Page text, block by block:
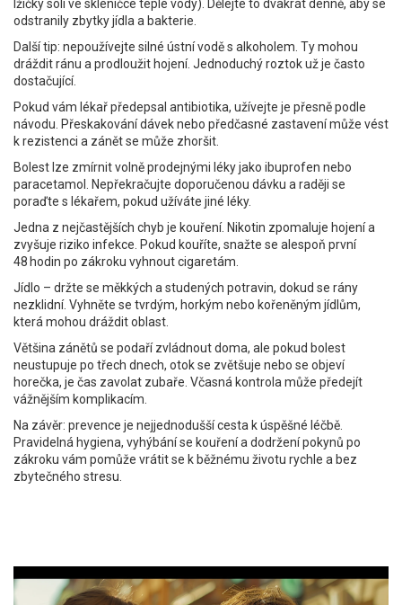
lžičky soli ve skleničce teplé vody). Dělejte to dvakrát denně, aby se
odstranily zbytky jídla a bakterie.
Další tip: nepoužívejte silné ústní vodě s alkoholem. Ty mohou
dráždit ránu a prodloužit hojení. Jednoduchý roztok už je často
dostačující.
Pokud vám lékař předepsal antibiotika, užívejte je přesně podle
návodu. Přeskakování dávek nebo předčasné zastavení může vést
k rezistenci a zánět se může zhoršit.
Bolest lze zmírnit volně prodejnými léky jako ibuprofen nebo
paracetamol. Nepřekračujte doporučenou dávku a raději se
poraďte s lékařem, pokud užíváte jiné léky.
Jedna z nejčastějších chyb je kouření. Nikotin zpomaluje hojení a
zvyšuje riziko infekce. Pokud kouříte, snažte se alespoň první
48 hodin po zákroku vyhnout cigaretám.
Jídlo – držte se měkkých a studených potravin, dokud se rány
nezklidní. Vyhněte se tvrdým, horkým nebo kořeněným jídlům,
která mohou dráždit oblast.
Většina zánětů se podaří zvládnout doma, ale pokud bolest
neustupuje po třech dnech, otok se zvětšuje nebo se objeví
horečka, je čas zavolat zubaře. Včasná kontrola může předejít
vážnějším komplikacím.
Na závěr: prevence je nejjednodušší cesta k úspěšné léčbě.
Pravidelná hygiena, vyhýbání se kouření a dodržení pokynů po
zákroku vám pomůže vrátit se k běžnému životu rychle a bez
zbytečného stresu.